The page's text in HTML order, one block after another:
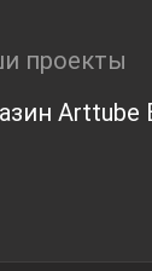
проекты
Arttube